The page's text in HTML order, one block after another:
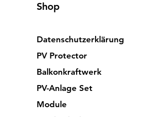
Shop
Datenschutzerklärung
PV Protector
Balkonkraftwerk
PV-Anlage Set
Module